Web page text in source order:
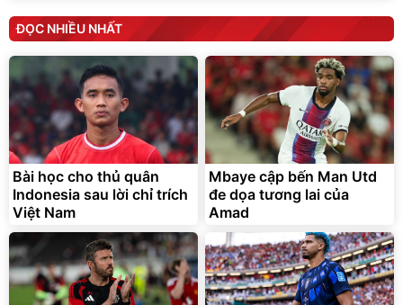
ĐỌC NHIỀU NHẤT
Bài học cho thủ quân
Indonesia sau lời chỉ trích
Việt Nam
Mbaye cập bến Man Utd
đe dọa tương lai của
Amad